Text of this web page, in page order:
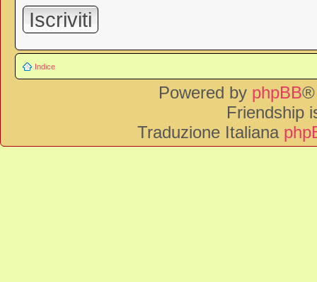
Iscriviti
Indice
Powered by phpBB®
Friendship
Traduzione Italiana